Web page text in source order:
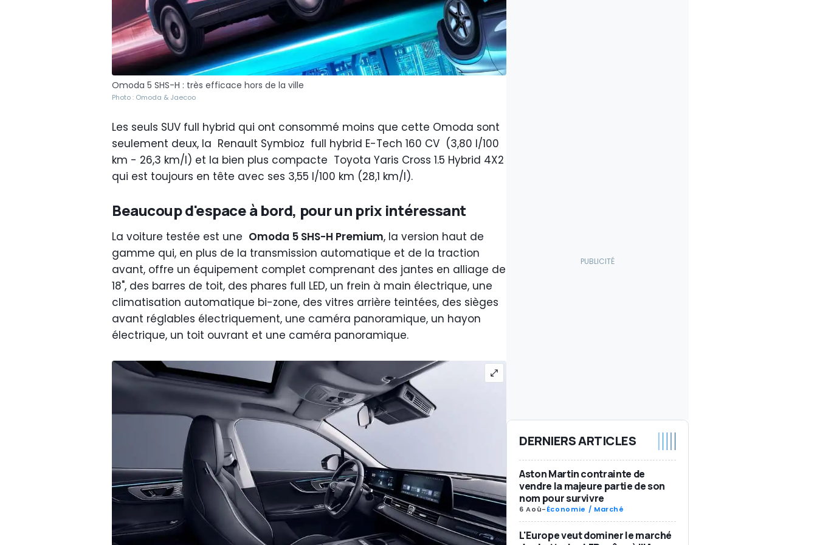
Omoda 5 SHS-H : très efficace hors de la ville
Photo : Omoda & Jaecoo
Les seuls SUV full hybrid qui ont consommé moins que cette Omoda sont
seulement deux, la Renault Symbioz full hybrid E-Tech 160 CV (3,80 l/100
km - 26,3 km/l) et la bien plus compacte Toyota Yaris Cross 1.5 Hybrid 4X2
qui est toujours en tête avec ses 3,55 l/100 km (28,1 km/l).
Beaucoup d'espace à bord, pour un prix intéressant
La voiture testée est une Omoda 5 SHS-H Premium, la version haut de
gamme qui, en plus de la transmission automatique et de la traction
avant, offre un équipement complet comprenant des jantes en alliage de
18", des barres de toit, des phares full LED, un frein à main électrique, une
climatisation automatique bi-zone, des vitres arrière teintées, des sièges
avant réglables électriquement, une caméra panoramique, un hayon
électrique, un toit ouvrant et une caméra panoramique.
DERNIERS ARTICLES
Aston Martin contrainte de
vendre la majeure partie de son
nom pour survivre
6 Aoû-Économie / Marché
L'Europe veut dominer le marché